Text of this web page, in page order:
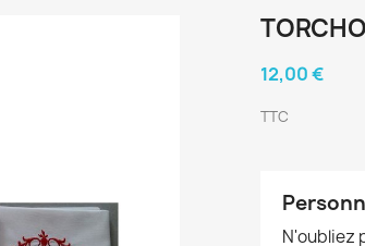
12,00 €
TTC
N'oubliez